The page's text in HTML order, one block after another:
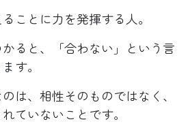
ことに力を発揮する人。
ると、「合わない」という言
す。
は、相性そのものではなく、
ていないことです。